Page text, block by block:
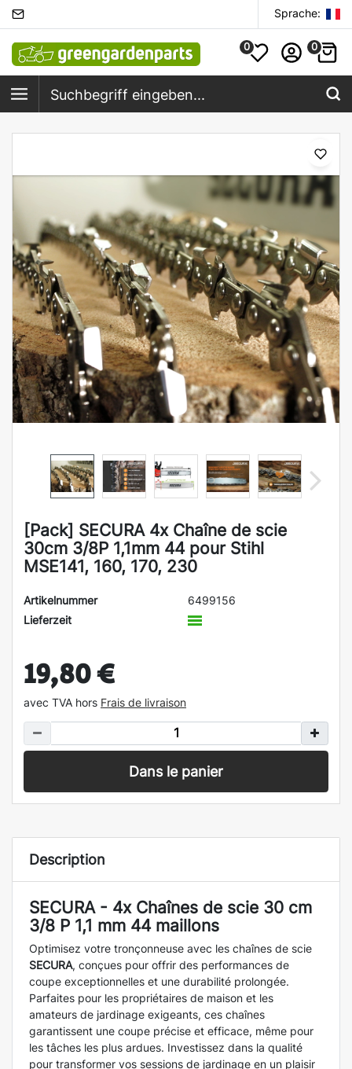
Sprache:
0 0
[Pack] SECURA 4x Chaîne de scie
30cm 3/8P 1,1mm 44 pour Stihl
MSE141, 160, 170, 230
Artikelnummer
6499156
Lieferzeit
19,80 €
avec TVA hors Frais de livraison
Dans le panier
Description
SECURA - 4x Chaînes de scie 30 cm
3/8 P 1,1 mm 44 maillons
Optimisez votre tronçonneuse avec les chaînes de scie
SECURA, conçues pour offrir des performances de
coupe exceptionnelles et une durabilité prolongée.
Parfaites pour les propriétaires de maison et les
amateurs de jardinage exigeants, ces chaînes
garantissent une coupe précise et efficace, même pour
les tâches les plus ardues. Investissez dans la qualité
pour transformer vos sessions de jardinage en un plaisir